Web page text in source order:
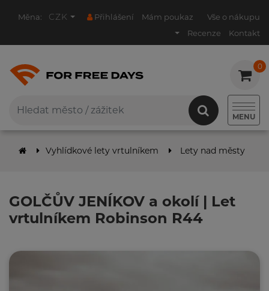
Měna: CZK Přihlášení Mám poukaz
Vše o nákupu
Recenze
Kontakt
0
0
MENU
Vyhlídkové lety vrtulníkem Lety nad městy
GOLČŮV JENÍKOV a okolí | Let
vrtulníkem Robinson R44